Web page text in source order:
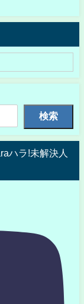
検索
ハラ!未解決人